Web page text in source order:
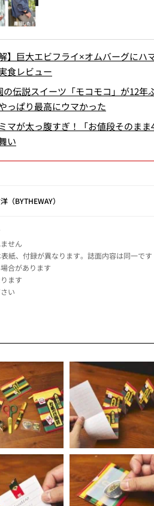
】巨大エビフライ×オムバーグに
食レビュー
の伝説スイーツ「モコモコ」が12
っぱり最高にウマかった
マが太っ腹すぎ！「お値段そのま
い
BYTHEWAY）
せん
紙、付録が異なります。誌面内容は同一です
合があります
ます
い